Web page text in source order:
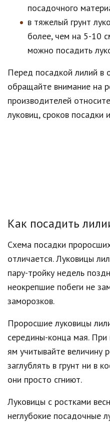
посадочного
в тяжелый грунт
более, чем на 5-10
можно посадить
Перед посадкой лилий в
обращайте внимание на
производителей
луковиц, сроков посадки
Как посадить
Схема посадки
отличается. Луковицы
пару-тройку недель
неокрепшие побеги не
заморозков.
Проросшие луковицы
середины-конца мая.
ям учитывайте величину
заглублять в грунт ни в
они просто сгниют.
Луковицы с ростками
неглубокие посадочные